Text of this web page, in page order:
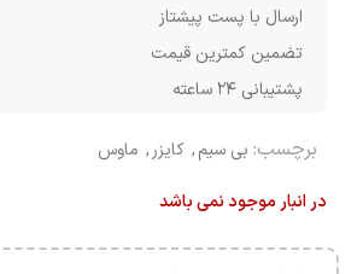
ارسال با پست پیشتاز
تضمین کمترین قیمت
پشتیبانی ۲۴ ساعته
برچسب: بی سیم, کایزر, ماوس
در انبار موجود نمی باشد